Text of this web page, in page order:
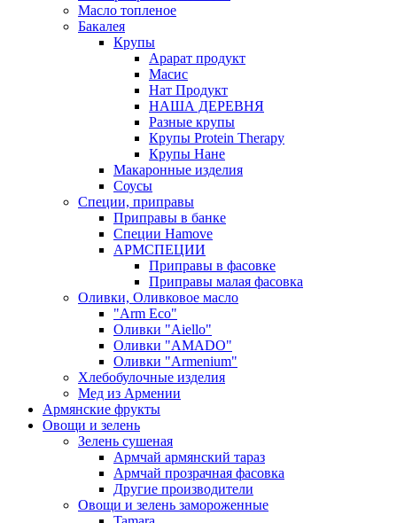
Масло топленое
Бакалея
Крупы
Арарат продукт
Масис
Нат Продукт
НАША ДЕРЕВНЯ
Разные крупы
Крупы Protein Therapy
Крупы Нане
Макаронные изделия
Соусы
Специи, приправы
Приправы в банке
Специи Hamove
АРМСПЕЦИИ
Приправы в фасовке
Приправы малая фасовка
Оливки, Оливковое масло
"Arm Eco"
Оливки "Aiello"
Оливки "AMADO"
Оливки "Armenium"
Хлебобулочные изделия
Мед из Армении
Армянские фрукты
Овощи и зелень
Зелень сушеная
Армчай армянский тараз
Армчай прозрачная фасовка
Другие производители
Овощи и зелень замороженные